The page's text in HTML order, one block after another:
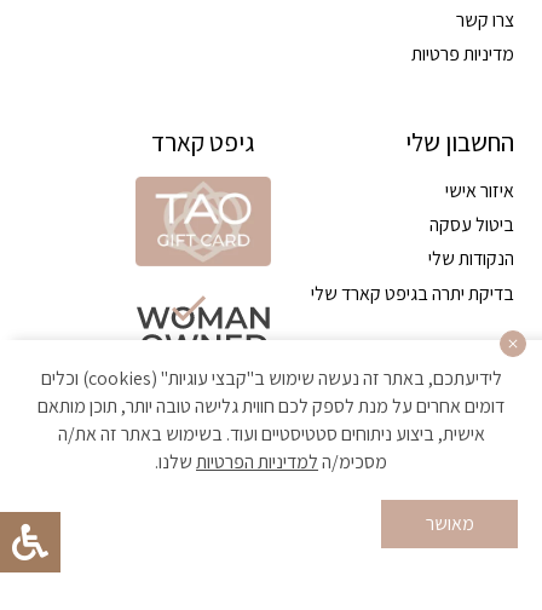
צרו קשר
מדיניות פרטיות
החשבון שלי
איזור אישי
ביטול עסקה
הנקודות שלי
בדיקת יתרה בגיפט קארד שלי
גיפט קארד
הקניה באתר מאובטחת ועומדת בתקן האבטחה הגבוה ביותר
לידיעתכם, באתר זה נעשה שימוש ב"קבצי עוגיות" (cookies) וכלים
דומים אחרים על מנת לספק לכם חווית גלישה טובה יותר, תוכן מותאם
אישית, ביצוע ניתוחים סטטיסטיים ועוד. בשימוש באתר זה את/ה
מסכימ/הלמדיניות הפרטיותשלנו.
מאושר